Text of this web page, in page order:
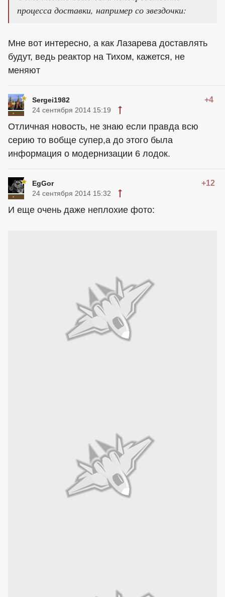
процесса доставки, например со звездочки:
Мне вот интересно, а как Лазарева доставлять
будут, ведь реактор на Тихом, кажется, не
меняют
Sergei1982 +4
24 сентября 2014 15:19
Отличная новость, не знаю если правда всю
серию то вобще супер,а до этого была
информация о модернизации 6 лодок.
EgGor +12
24 сентября 2014 15:32
И еще очень даже неплохие фото: